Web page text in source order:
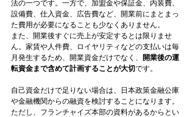
法の一つです。一方で、加盟金や保証金、内装費、
設備費、仕入資金、広告費など、開業前にまとまっ
た費用が必要になることも少なくありません。
また、開業後すぐに売上が安定するとは限りませ
ん。家賃や人件費、ロイヤリティなどの支払いは毎
月発生するため、開業資金だけでなく、 開業後の運
転資金まで含めて計画することが大切です。
自己資金だけで足りない場合は、日本政策金融公庫
や金融機関からの融資を検討することになります。
ただし、フランチャイズ本部の資料があるからとい